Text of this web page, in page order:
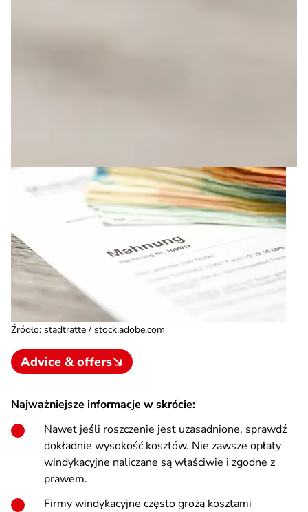
Źródło: stadtratte / stock.adobe.com
Advice & offers
Najważniejsze informacje w skrócie:
Nawet jeśli roszczenie jest uzasadnione, sprawdź
dokładnie wysokość kosztów. Nie zawsze opłaty
windykacyjne naliczane są właściwie i zgodne z
prawem.
Firmy windykacyjne często grożą kosztami